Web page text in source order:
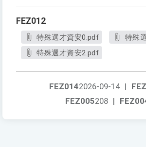
FEZ012
特殊選才資安0.pdf
特殊
特殊選才資安2.pdf
FEZ0142026-09-14 |
FEZ005208 |